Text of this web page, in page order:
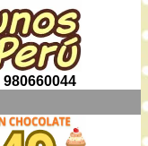
980660044